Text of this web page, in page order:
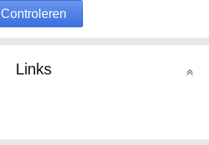
Controleren
Links